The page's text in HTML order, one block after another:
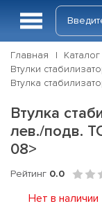
Главная Каталог
Втулки
Втулка
Втулка
лев./подв.
08>
Рейтинг 0.0
Нет в наличии